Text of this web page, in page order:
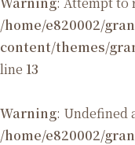
/home/e820002/
content/themes/
line 13
Warning: Undefined
/home/e820002/